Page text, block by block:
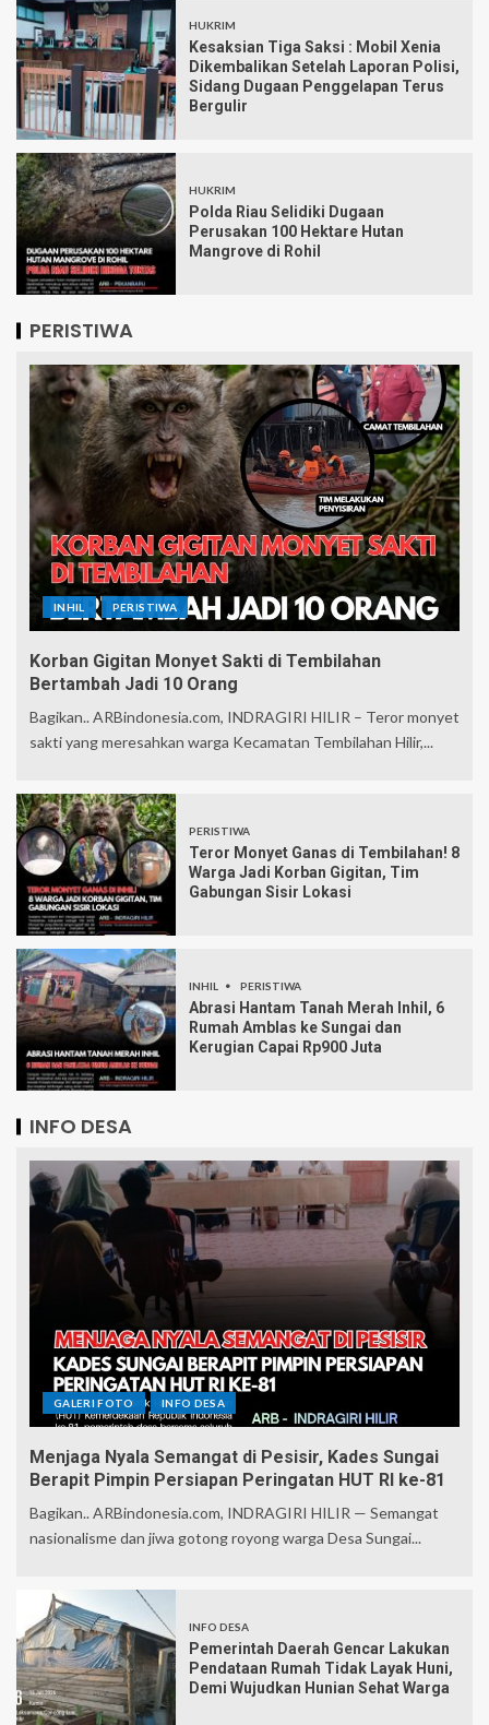
HUKRIM
Kesaksian Tiga Saksi : Mobil Xenia
Dikembalikan Setelah Laporan Polisi,
Sidang Dugaan Penggelapan Terus
Bergulir
HUKRIM
Polda Riau Selidiki Dugaan
Perusakan 100 Hektare Hutan
Mangrove di Rohil
PERISTIWA
INHIL PERISTIWA
Korban Gigitan Monyet Sakti di Tembilahan
Bertambah Jadi 10 Orang
Bagikan.. ARBindonesia.com, INDRAGIRI HILIR – Teror monyet
sakti yang meresahkan warga Kecamatan Tembilahan Hilir,...
PERISTIWA
Teror Monyet Ganas di Tembilahan! 8
Warga Jadi Korban Gigitan, Tim
Gabungan Sisir Lokasi
INHIL PERISTIWA
Abrasi Hantam Tanah Merah Inhil, 6
Rumah Amblas ke Sungai dan
Kerugian Capai Rp900 Juta
INFO DESA
GALERI FOTO INFO DESA
Menjaga Nyala Semangat di Pesisir, Kades Sungai
Berapit Pimpin Persiapan Peringatan HUT RI ke-81
Bagikan.. ARBindonesia.com, INDRAGIRI HILIR — Semangat
nasionalisme dan jiwa gotong royong warga Desa Sungai...
INFO DESA
Pemerintah Daerah Gencar Lakukan
Pendataan Rumah Tidak Layak Huni,
Demi Wujudkan Hunian Sehat Warga